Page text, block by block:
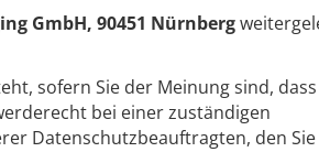
GmbH, 90451 Nürnberg
sofern Sie der Meinung sind,
bei einer zuständigen
Datenschutzbeauftragten, den